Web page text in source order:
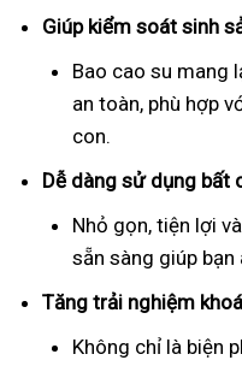
Giúp kiểm soát sinh
Bao cao su mang
an toàn, phù hợp
con.
Dễ dàng sử dụng bất
Nhỏ gọn, tiện lợi
sẵn sàng giúp
Tăng trải nghiệm
Không chỉ là biện